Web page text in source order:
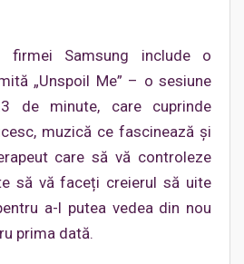
firmei Samsung include o
„Unspoil Me” – o sesiune
de minute, care cuprinde
muzică ce fascinează și
care să vă controleze
să vă faceți creierul să uite
a-l putea vedea din nou
prima dată.